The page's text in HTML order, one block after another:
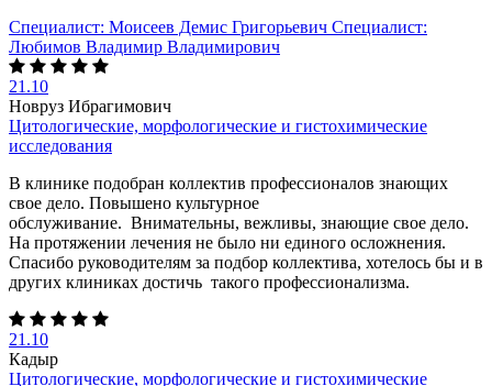
Специалист: Моисеев Демис Григорьевич Специалист:
Любимов Владимир Владимирович
21.10
Новруз Ибрагимович
Цитологические, морфологические и гистохимические
исследования
В клинике подобран коллектив профессионалов знающих
свое дело. Повышено культурное
обслуживание. Внимательны, вежливы, знающие свое дело.
На протяжении лечения не было ни единого осложнения.
Спасибо руководителям за подбор коллектива, хотелось бы и в
других клиниках достичь такого профессионализма.
21.10
Кадыр
Цитологические, морфологические и гистохимические